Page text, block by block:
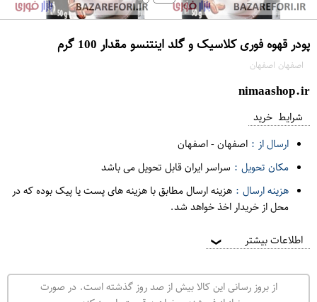
پودر قهوه فوری کلاسیک و گلد اینتنسو مقدار 100 گرم
اصفهان اصفهان
nimaashop.ir
شرایط خرید
ارسال از : اصفهان-اصفهان
مکان تحویل : سراسر ایران قابل تحویل می باشد
هزینه ارسال : هزینه ارسال مطابق با هزینه های پست یا پیک بوده که در
محل از خریدار اخذ خواهد شد.
اطلاعات بیشتر ❯
از بروز رسانی این کالا بیش از صد روز گذشته است. در صورت